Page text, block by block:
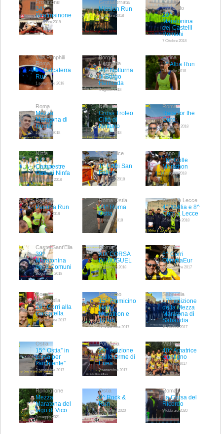
Frosinone
34^
Strafrosinone
14 ottobre 2018
Grottaferrata
Mission Run
13 ottobre 2018
Castel
Gandolfo
20^
Maratonina
dei Castelli
Romani
7 Ottobre 2018
Villa Panphili
Roma
1° Calcaterra
Run
1 settembre 2018
Borgo
Hermada
24^ Notturna
di Borgo
Hermada
4 agosto 2018
Latina
1^ Alba Run
21 Luglio 2018
Roma
Mezza
Maratona di
Roma
16 giugno 2018
Nettuno
Cross Trofeo
Città di
Nettuno
2 giugno 2018
Roma
Race for the
Cure
20 maggio 2018
Ninfa
17^
Campestre
Oasi di Ninfa
19 maggio 2018
San Felice
Circeo
1^ Corri San
Felice
13 maggio 2018
Fano
16^ Colle
Marathon
6 maggio 2018
Pavona
Pavona Run
6 maggio 2018
Roma Ostia
44^ Roma
Ostia
11 marzo 2018
Roma e Lecce
4^ XMilia e 8^
Corri a Lecce
25 febbraio 2018
Castel Sant'Elia
39^
Maratonina
dei 3 Comuni
28 gennaio 2018
Roma
XIX CORSA
DI MUGUEL
21 Gennaio 2018
Roma
6^ Corri
OlimpiaEur
10 dicembre 2017
Roma
Garbatella
26^ Corri alla
Garbatella
26 novembre 2017
Fiumicino
15^ Fiumicino
Half
Marathon e
10 km
12 novembre 2017
Sabaudia
17^ edizione
della Mezza
Maratona di
Sabaudia
15 ottobre 2017
Ostia
15^ Ostia” in
corsa per
l’ambiente”
3 settembre 2017
Pomezia
29^ edizione
Sulle Orme di
Enea
2 settembre 2017
Matrice
40^ Amatrice
Configno
20 agosto 2017
Ronciglione
Mezza
Maratona del
lago di Vico
9 maggio 2021
Ostia
9^ Rock &
Run
16 febbraio 2020
Roma
La Corsa del
Ricordo
9 febbraio 2020